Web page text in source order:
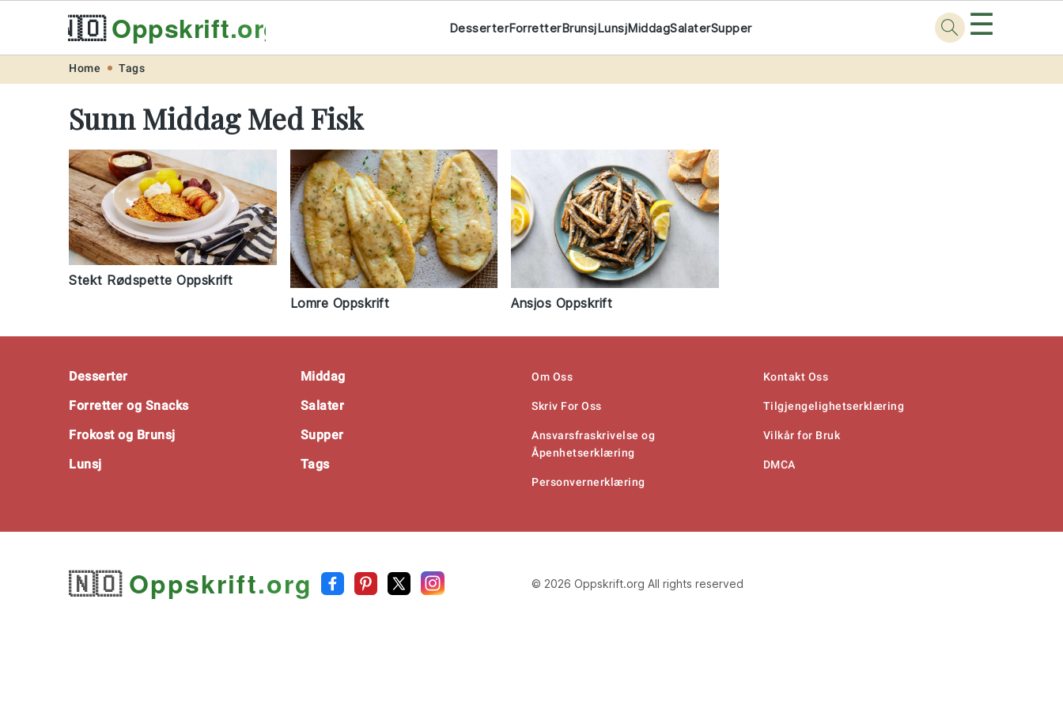
🇳🇴Oppskrift.org DesserterForretterBrunsjLunsjMiddagSalaterSupper ☰
Home Tags
Sunn Middag Med Fisk
Stekt Rødspette Oppskrift
Lomre Oppskrift
Ansjos Oppskrift
Desserter
Forretter og Snacks
Frokost og Brunsj
Lunsj
Middag
Salater
Supper
Tags
Om Oss
Skriv For Oss
Ansvarsfraskrivelse og
Åpenhetserklæring
Personvernerklæring
Kontakt Oss
Tilgjengelighetserklæring
Vilkår for Bruk
DMCA
🇳🇴Oppskrift.org © 2026 Oppskrift.org All rights reserved